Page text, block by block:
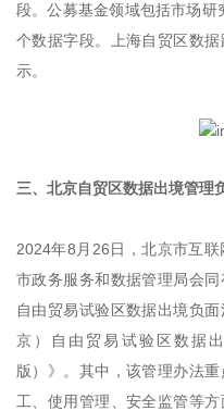
段。公募基金领域包括市场
个数据字段。上海自贸区数
示。
三、北京自贸区数据出境管理
2024年8月26日，北京市互
市政务服务和数据管理局会同
自由贸易试验区数据出境负
京）自由贸易试验区数据
版）》。其中，该管理办法
工、使用管理、安全监管等